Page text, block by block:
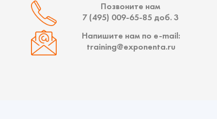
Позвоните нам
7 (495) 009-65-85 доб. 3
Напишите нам по e-mail:
training@exponenta.ru